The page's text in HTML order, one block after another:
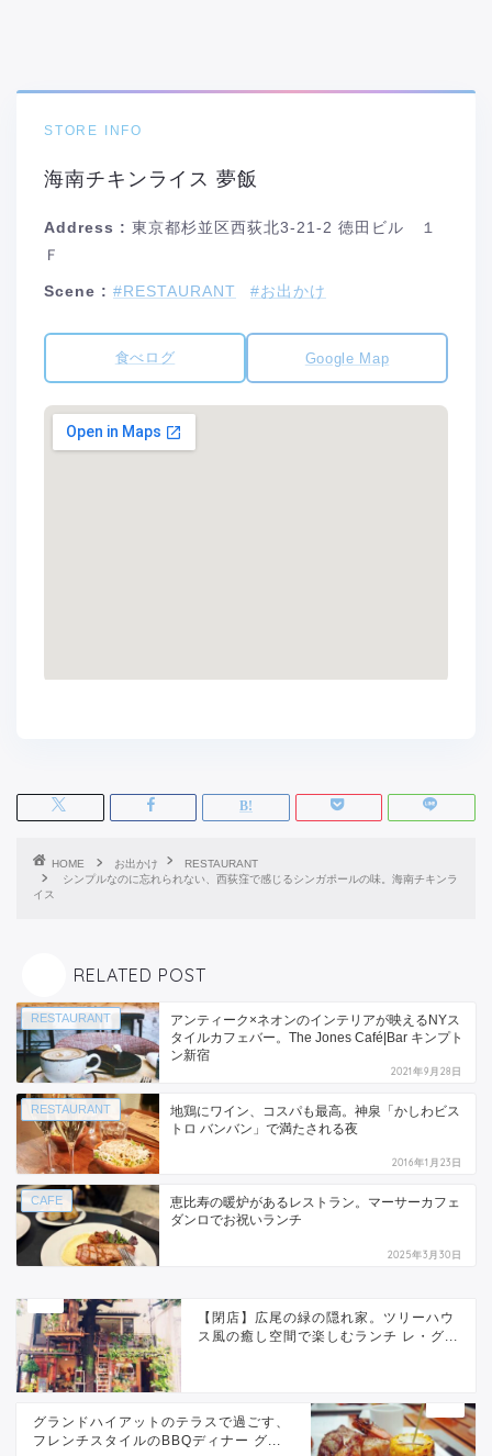
STORE INFO
海南チキンライス 夢飯
Address : 東京都杉並区西荻北3-21-2 徳田ビル １
Ｆ
Scene : #RESTAURANT #お出かけ
食べログ Google Map
HOME お出かけ
RESTAURANT
シンプルなのに忘れられない、西荻窪で感じるシンガポールの味。海南チキンラ
イス
RELATED POST
RESTAURANT
アンティーク×ネオンのインテリアが映えるNYス
タイルカフェバー。The Jones Café|Bar キンプト
ン新宿
2021年9月28日
RESTAURANT
地鶏にワイン、コスパも最高。神泉「かしわビス
トロ バンバン」で満たされる夜
2016年1月23日
CAFE
恵比寿の暖炉があるレストラン。マーサーカフェ
ダンロでお祝いランチ
2025年3月30日
【閉店】広尾の緑の隠れ家。ツリーハウ
ス風の癒し空間で楽しむランチ レ・グ...
グランドハイアットのテラスで過ごす、
フレンチスタイルのBBQディナー グ...